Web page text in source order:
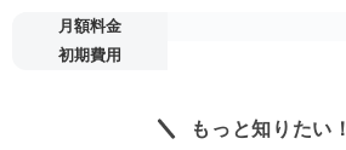
月額料金
初期費用
もっと知りたい！